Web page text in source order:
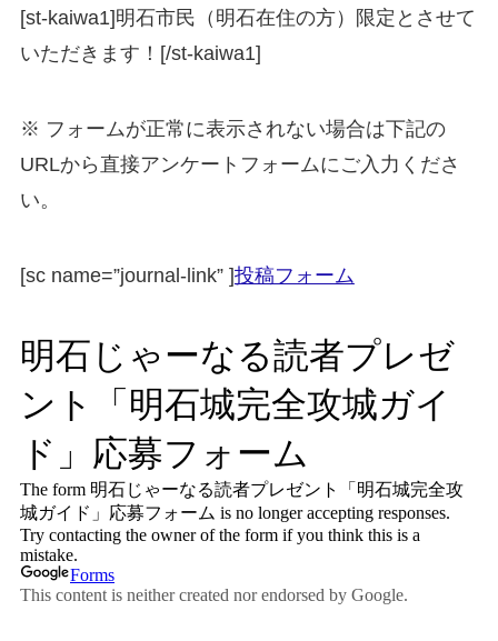
[st-kaiwa1]明石市民（明石在住の方）限定とさせて
いただきます！[/st-kaiwa1]
※ フォームが正常に表示されない場合は下記の
URLから直接アンケートフォームにご入力くださ
い。
[sc name=”journal-link” ]投稿フォーム